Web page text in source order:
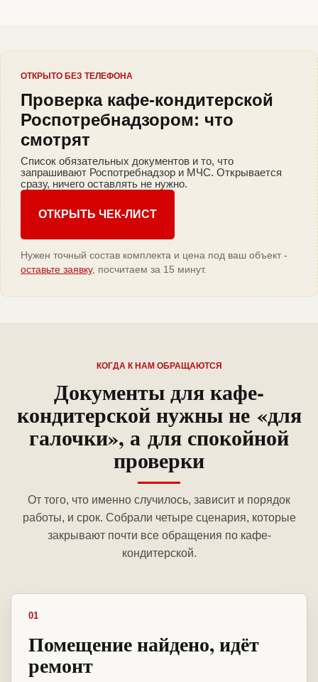
ОТКРЫТО БЕЗ ТЕЛЕФОНА
Проверка кафе-кондитерской
Роспотребнадзором: что
смотрят
Список обязательных документов и то, что
запрашивают Роспотребнадзор и МЧС. Открывается
сразу, ничего оставлять не нужно.
ОТКРЫТЬ ЧЕК-ЛИСТ
Нужен точный состав комплекта и цена под ваш объект -
оставьте заявку, посчитаем за 15 минут.
КОГДА К НАМ ОБРАЩАЮТСЯ
Документы для кафе-
кондитерской нужны не «для
галочки», а для спокойной
проверки
От того, что именно случилось, зависит и порядок
работы, и срок. Собрали четыре сценария, которые
закрывают почти все обращения по кафе-
кондитерской.
01
Помещение найдено, идёт
ремонт